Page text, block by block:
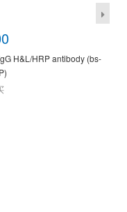
H&L/HRP antibody (bs-